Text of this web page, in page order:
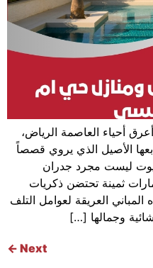
أحياء العاصمة الرياض،
الأصيل الذي يروي قصصاً
ليست مجرد جدران
ثمينة تحتضن ذكريات
العريقة لعوامل التلف
وجمالها […]
Next
←